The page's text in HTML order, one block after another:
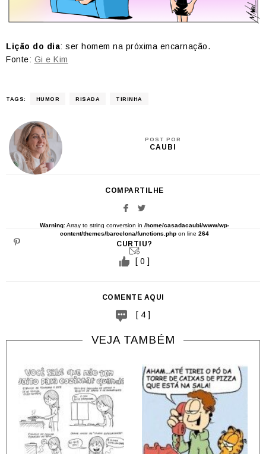
Lição do dia: ser homem na próxima encarnação.
Fonte: Gi e Kim
TAGS: HUMOR RISADA TIRINHA
POST POR
CAUBI
COMPARTILHE
Warning: Array to string conversion in /home/casadacaubi/www/wp-
content/themes/barcelona/functions.php on line 264
CURTIU?
[ 0 ]
COMENTE AQUI
[ 4 ]
VEJA TAMBÉM